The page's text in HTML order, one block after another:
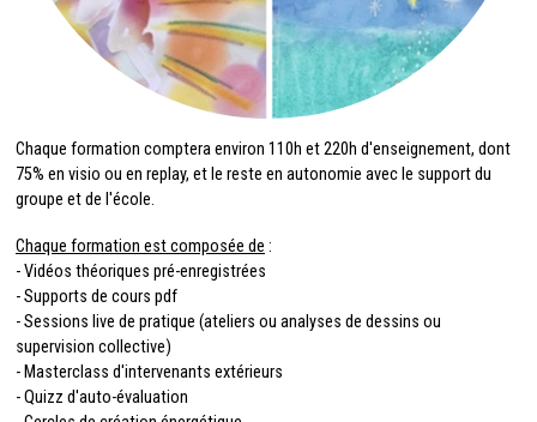
Chaque formation comptera environ 110h et 220h d'enseignement, dont
75% en visio ou en replay, et le reste en autonomie avec le support du
groupe et de l'école.
Chaque formation est composée de :
- Vidéos théoriques pré-enregistrées
- Supports de cours pdf
- Sessions live de pratique (ateliers ou analyses de dessins ou
supervision collective)
- Masterclass d'intervenants extérieurs
- Quizz d'auto-évaluation